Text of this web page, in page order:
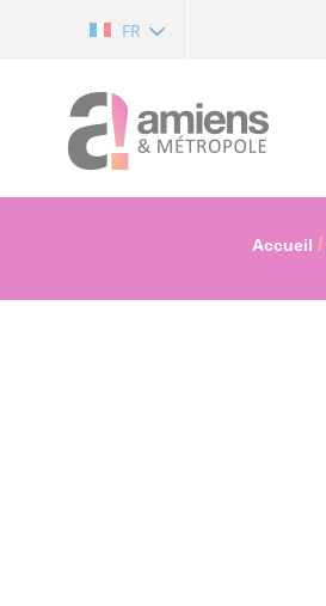
FR
Accueil